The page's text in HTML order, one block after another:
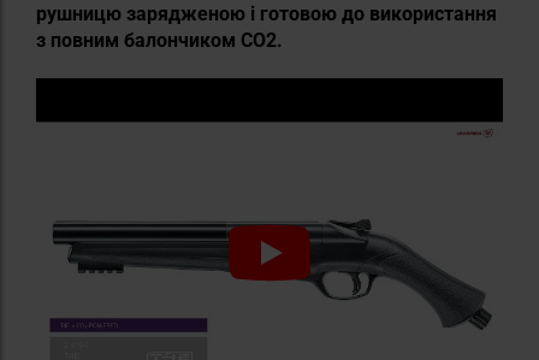
рушницю зарядженою і готовою до використання
з повним балончиком CO2.